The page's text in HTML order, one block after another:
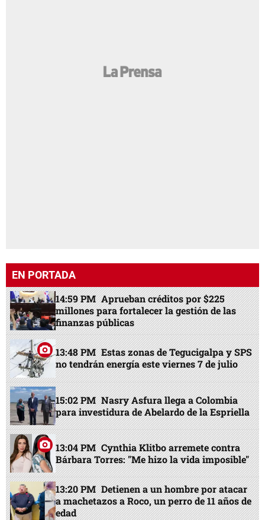
EN PORTADA
14:59 PM Aprueban créditos por $225
millones para fortalecer la gestión de las
finanzas públicas
13:48 PM Estas zonas de Tegucigalpa y SPS
no tendrán energía este viernes 7 de julio
15:02 PM Nasry Asfura llega a Colombia
para investidura de Abelardo de la Espriella
13:04 PM Cynthia Klitbo arremete contra
Bárbara Torres: "Me hizo la vida imposible"
13:20 PM Detienen a un hombre por atacar
a machetazos a Roco, un perro de 11 años de
edad